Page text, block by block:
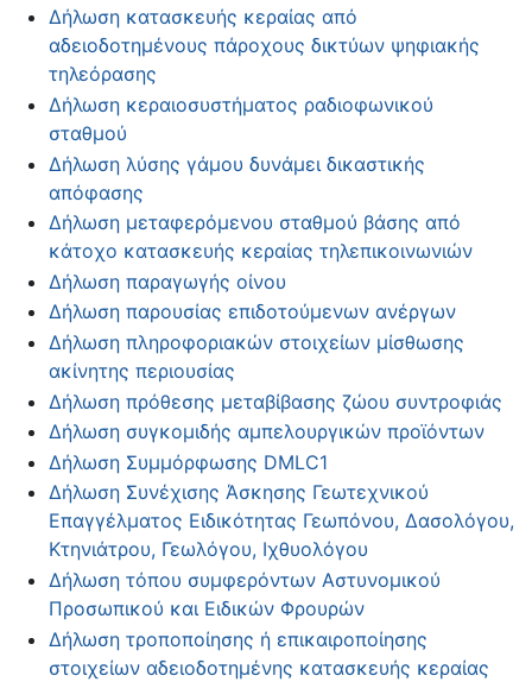
Δήλωση κατασκευής κεραίας από
αδειοδοτημένους πάροχους δικτύων ψηφιακής
τηλεόρασης
Δήλωση κεραιοσυστήματος ραδιοφωνικού
σταθμού
Δήλωση λύσης γάμου δυνάμει δικαστικής
απόφασης
Δήλωση μεταφερόμενου σταθμού βάσης από
κάτοχο κατασκευής κεραίας τηλεπικοινωνιών
Δήλωση παραγωγής οίνου
Δήλωση παρουσίας επιδοτούμενων ανέργων
Δήλωση πληροφοριακών στοιχείων μίσθωσης
ακίνητης περιουσίας
Δήλωση πρόθεσης μεταβίβασης ζώου συντροφιάς
Δήλωση συγκομιδής αμπελουργικών προϊόντων
Δήλωση Συμμόρφωσης DMLC1
Δήλωση Συνέχισης Άσκησης Γεωτεχνικού
Επαγγέλματος Ειδικότητας Γεωπόνου, Δασολόγου,
Κτηνιάτρου, Γεωλόγου, Ιχθυολόγου
Δήλωση τόπου συμφερόντων Αστυνομικού
Προσωπικού και Ειδικών Φρουρών
Δήλωση τροποποίησης ή επικαιροποίησης
στοιχείων αδειοδοτημένης κατασκευής κεραίας